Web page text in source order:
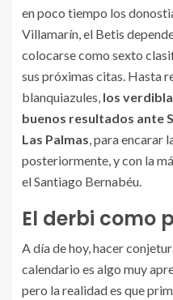
en poco tiempo los
Villamarín, el Betis
colocarse como sexto
sus próximas citas. Hasta
blanquiazules, los
buenos resultados ante
Las Palmas, para encarar
posteriormente, y con la
el Santiago Bernabéu.
El derbi como
A día de hoy, hacer
calendario es algo muy
pero la realidad es que